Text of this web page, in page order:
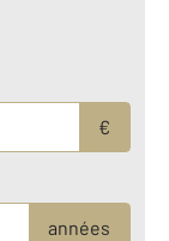
€
années